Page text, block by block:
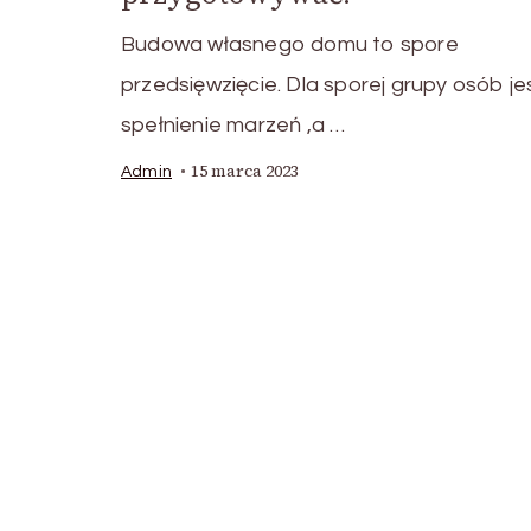
Budowa własnego domu to spore
przedsięwzięcie. Dla sporej grupy osób
spełnienie marzeń ,a …
Admin 15 marca 2023